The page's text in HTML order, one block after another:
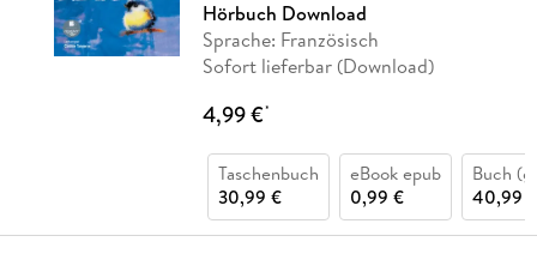
Hörbuch Download
Sprache: Französisch
Sofort lieferbar (Download)
4,99 €*
Taschenbuch
30,99 €
eBook epub
0,99 €
Buch
40,99 €